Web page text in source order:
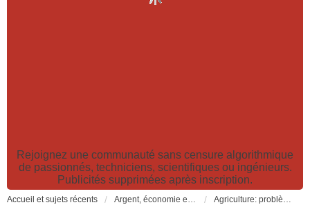
Rejoignez une communauté sans censure algorithmique
de passionnés, techniciens, scientifiques ou ingénieurs.
Publicités supprimées après inscription.
Accueil et sujets récents Argent, économie et finance. Alimentation et agriculture. Développement durable, pollution de l'air et catastrophes. Gestion des déchets. Agriculture: problèmes et pollutions, nouvelles techniques et solutions